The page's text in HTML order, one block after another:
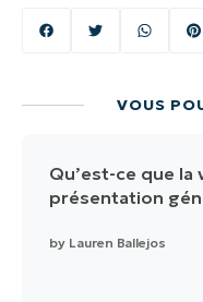
VOUS
Qu’est-ce que
présentation
by Lauren Ballejos